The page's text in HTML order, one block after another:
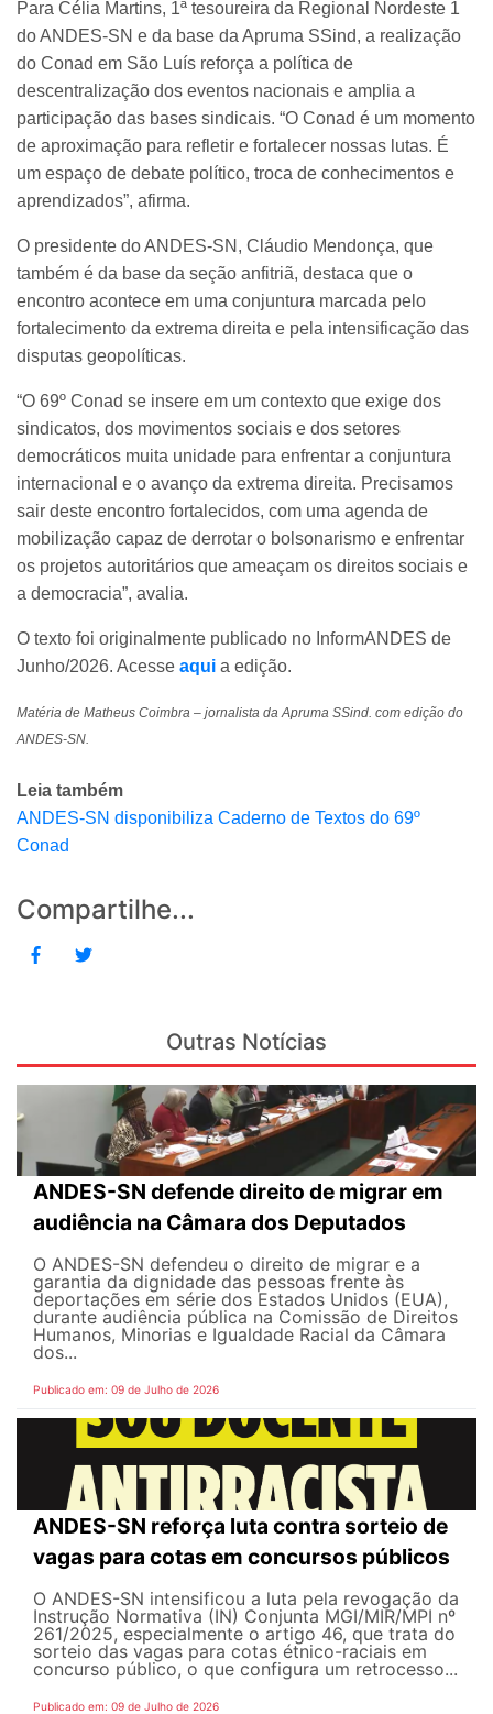
Para Célia Martins, 1ª tesoureira da Regional Nordeste 1
do ANDES-SN e da base da Apruma SSind, a realização
do Conad em São Luís reforça a política de
descentralização dos eventos nacionais e amplia a
participação das bases sindicais. “O Conad é um momento
de aproximação para refletir e fortalecer nossas lutas. É
um espaço de debate político, troca de conhecimentos e
aprendizados”, afirma.
O presidente do ANDES-SN, Cláudio Mendonça, que
também é da base da seção anfitriã, destaca que o
encontro acontece em uma conjuntura marcada pelo
fortalecimento da extrema direita e pela intensificação das
disputas geopolíticas.
“O 69º Conad se insere em um contexto que exige dos
sindicatos, dos movimentos sociais e dos setores
democráticos muita unidade para enfrentar a conjuntura
internacional e o avanço da extrema direita. Precisamos
sair deste encontro fortalecidos, com uma agenda de
mobilização capaz de derrotar o bolsonarismo e enfrentar
os projetos autoritários que ameaçam os direitos sociais e
a democracia”, avalia.
O texto foi originalmente publicado no InformANDES de
Junho/2026. Acesse aqui a edição.
Matéria de Matheus Coimbra – jornalista da Apruma SSind. com edição do
ANDES-SN.
Leia também
ANDES-SN disponibiliza Caderno de Textos do 69º
Conad
Compartilhe...
Outras Notícias
ANDES-SN defende direito de migrar em
audiência na Câmara dos Deputados
O ANDES-SN defendeu o direito de migrar e a
garantia da dignidade das pessoas frente às
deportações em série dos Estados Unidos (EUA),
durante audiência pública na Comissão de Direitos
Humanos, Minorias e Igualdade Racial da Câmara
dos...
Publicado em: 09 de Julho de 2026
ANDES-SN reforça luta contra sorteio de
vagas para cotas em concursos públicos
O ANDES-SN intensificou a luta pela revogação da
Instrução Normativa (IN) Conjunta MGI/MIR/MPI nº
261/2025, especialmente o artigo 46, que trata do
sorteio das vagas para cotas étnico-raciais em
concurso público, o que configura um retrocesso...
Publicado em: 09 de Julho de 2026